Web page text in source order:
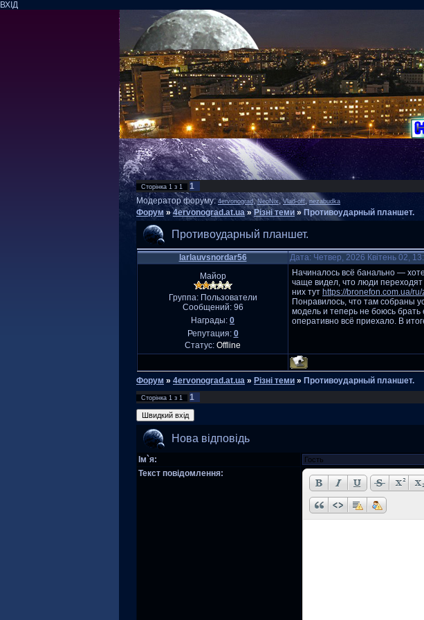
ВХІД
Сторінка 1 з 1
1
Модератор форуму:4ervonograd,NeoNix,Vlad-off,nezabudka
Форум » 4ervonograd.at.ua » Різні теми » Противоударный планшет.
Противоударный планшет.
larlauvsnordar56 Дата: Четвер, 2026 Квітень 02,
Майор
Группа: Пользователи
Сообщений: 96
Награды: 0
Репутация: 0
Статус: Offline
Начиналось всё банально —
чаще видел, что люди
них тут https://bronefon.com.ua/
Понравилось, что там собраны
модель и теперь не боюсь брать
оперативно всё приехало. В
Форум » 4ervonograd.at.ua » Різні теми » Противоударный планшет.
Сторінка 1 з 1
1
Нова відповідь
Ім`я:
Текст повідомлення: